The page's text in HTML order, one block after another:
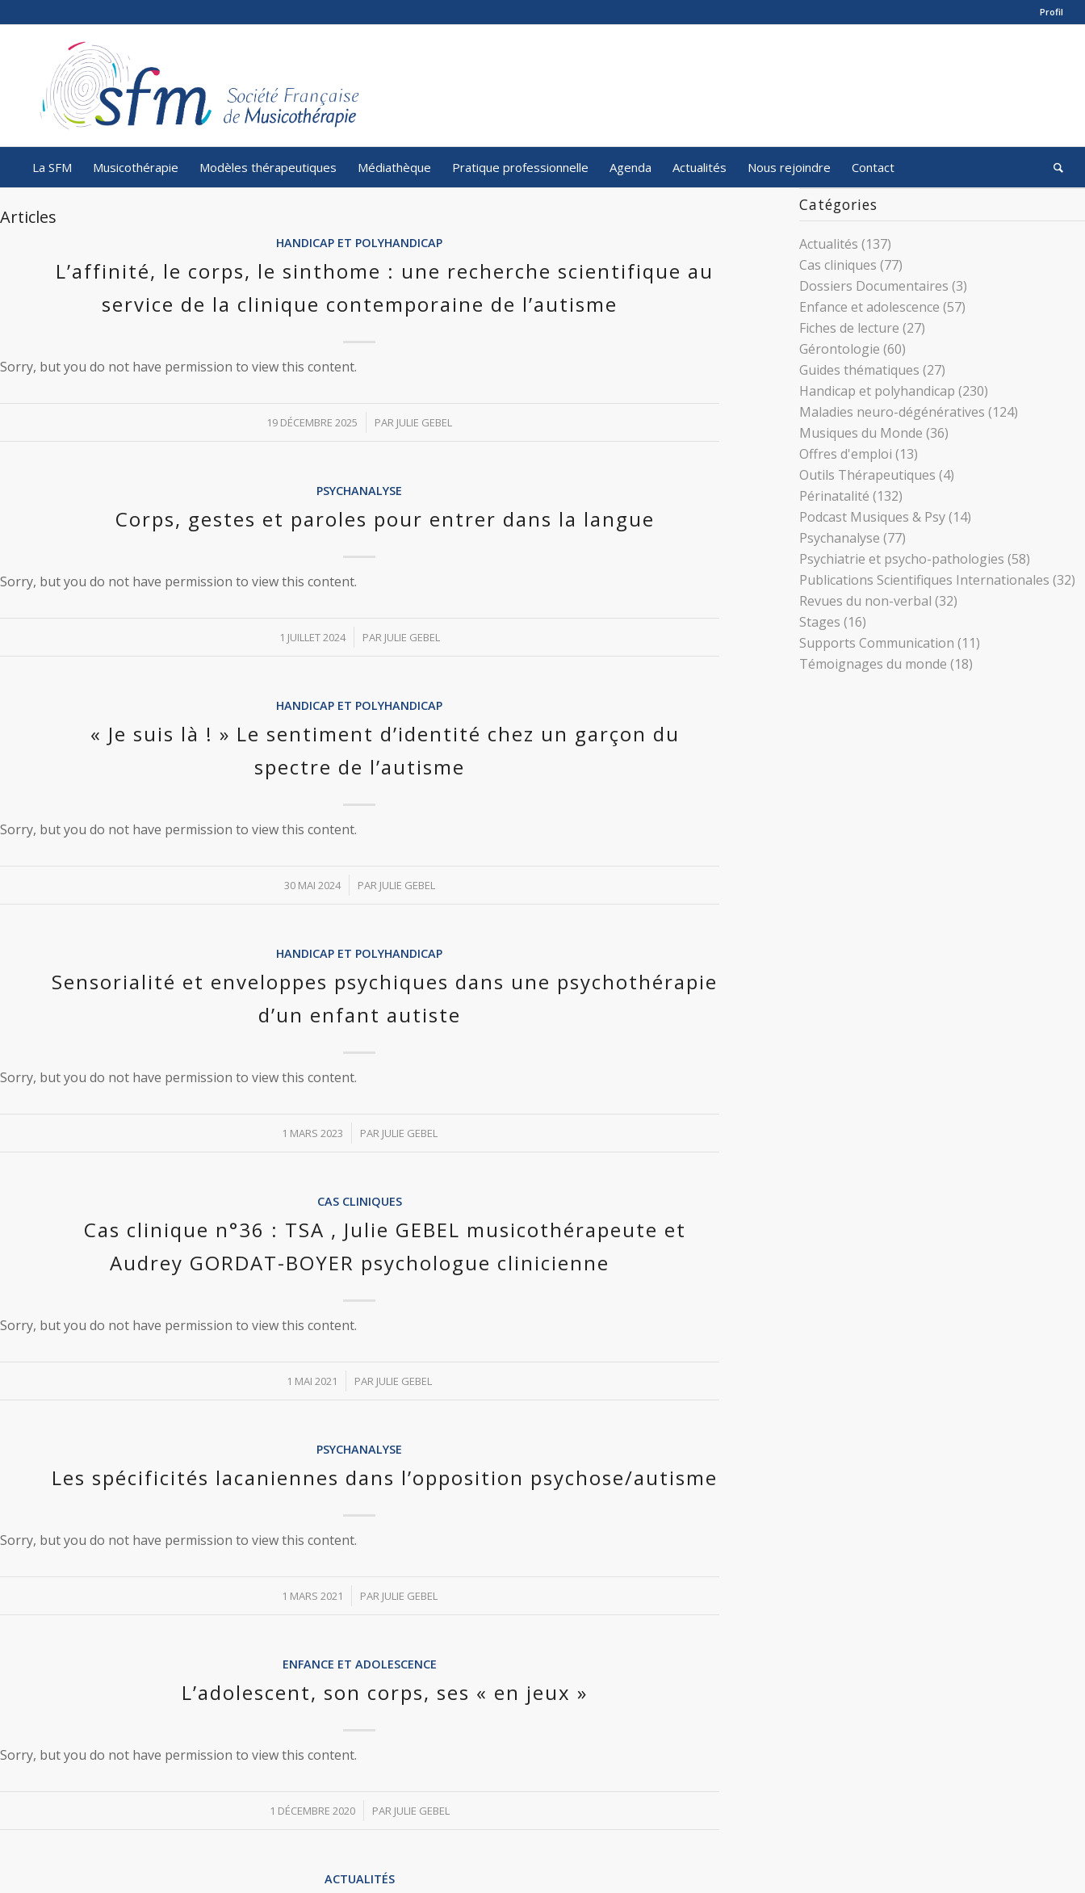
Profil
La SFM Musicothérapie Modèles thérapeutiques Médiathèque Pratique professionnelle Agenda Actualités Nous rejoindre Contact
Articles
HANDICAP ET POLYHANDICAP
L’affinité, le corps, le sinthome : une recherche scientifique au
service de la clinique contemporaine de l’autisme
Sorry, but you do not have permission to view this content.
19 DÉCEMBRE 2025
/ PAR JULIE GEBEL
PSYCHANALYSE
Corps, gestes et paroles pour entrer dans la langue
Sorry, but you do not have permission to view this content.
1 JUILLET 2024
/ PAR JULIE GEBEL
HANDICAP ET POLYHANDICAP
« Je suis là ! » Le sentiment d’identité chez un garçon du
spectre de l’autisme
Sorry, but you do not have permission to view this content.
30 MAI 2024
/ PAR JULIE GEBEL
HANDICAP ET POLYHANDICAP
Sensorialité et enveloppes psychiques dans une psychothérapie
d’un enfant autiste
Sorry, but you do not have permission to view this content.
1 MARS 2023
/ PAR JULIE GEBEL
CAS CLINIQUES
Cas clinique n°36 : TSA , Julie GEBEL musicothérapeute et
Audrey GORDAT-BOYER psychologue clinicienne
Sorry, but you do not have permission to view this content.
1 MAI 2021
/ PAR JULIE GEBEL
PSYCHANALYSE
Les spécificités lacaniennes dans l’opposition psychose/autisme
Sorry, but you do not have permission to view this content.
1 MARS 2021
/ PAR JULIE GEBEL
ENFANCE ET ADOLESCENCE
L’adolescent, son corps, ses « en jeux »
Sorry, but you do not have permission to view this content.
1 DÉCEMBRE 2020
/ PAR JULIE GEBEL
ACTUALITÉS
Catégories
Actualités (137)
Cas cliniques (77)
Dossiers Documentaires (3)
Enfance et adolescence (57)
Fiches de lecture (27)
Gérontologie (60)
Guides thématiques (27)
Handicap et polyhandicap (230)
Maladies neuro-dégénératives (124)
Musiques du Monde (36)
Offres d'emploi (13)
Outils Thérapeutiques (4)
Périnatalité (132)
Podcast Musiques & Psy(14)
Psychanalyse (77)
Psychiatrie et psycho-pathologies (58)
Publications Scientifiques Internationales (32)
Revues du non-verbal (32)
Stages (16)
Supports Communication (11)
Témoignages du monde (18)